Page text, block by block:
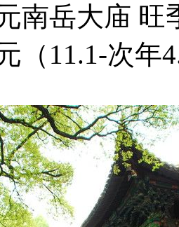
南岳大庙 旺
（11.1-次年